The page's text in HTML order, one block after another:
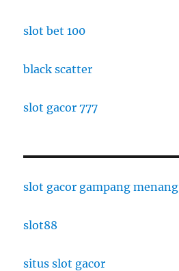
slot bet 100
black scatter
slot gacor 777
slot gacor gampang menang
slot88
situs slot gacor